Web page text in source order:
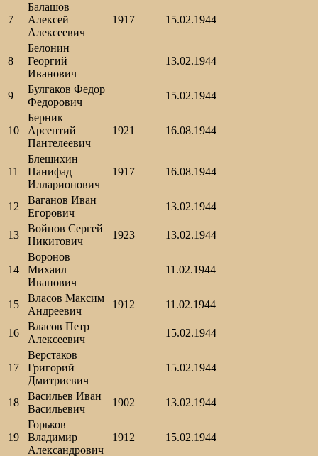
7
Балашов
Алексей
Алексеевич
1917 15.02.1944
8
Белонин
Георгий
Иванович
13.02.1944
9
Булгаков Федор
Федорович
15.02.1944
10
Берник
Арсентий
Пантелеевич
1921 16.08.1944
11
Блещихин
Панифад
Илларионович
1917 16.08.1944
12
Ваганов Иван
Егорович
13.02.1944
13
Войнов Сергей
Никитович
1923 13.02.1944
14
Воронов
Михаил
Иванович
11.02.1944
15
Власов Максим
Андреевич
1912 11.02.1944
16
Власов Петр
Алексеевич
15.02.1944
17
Верстаков
Григорий
Дмитриевич
15.02.1944
18
Васильев Иван
Васильевич
1902 13.02.1944
19
Горьков
Владимир
Александрович
1912 15.02.1944